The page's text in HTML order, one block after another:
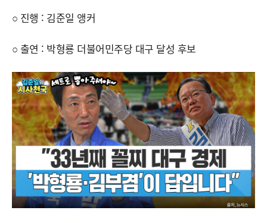
○ 진행 : 김준일 앵커
○ 출연 : 박형룡 더불어민주당 대구 달성 후보